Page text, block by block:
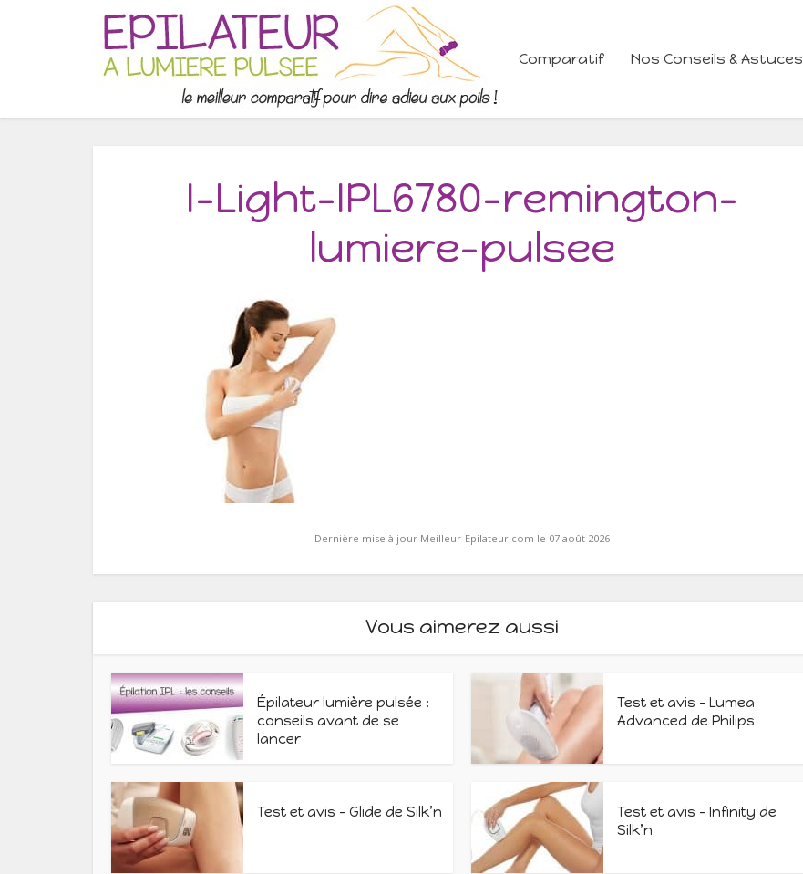
Comparatif Nos Conseils & Astuces
I-Light-IPL6780-remington-
lumiere-pulsee
Dernière mise à jour Meilleur-Epilateur.com le 07 août 2026
Vous aimerez aussi
Épilateur lumière pulsée :
conseils avant de se
lancer
Test et avis – Lumea
Advanced de Philips
Test et avis – Glide de Silk’n
Test et avis – Infinity de
Silk’n